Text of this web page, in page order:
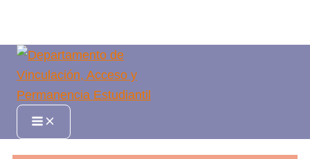
contenido
Main
Menu